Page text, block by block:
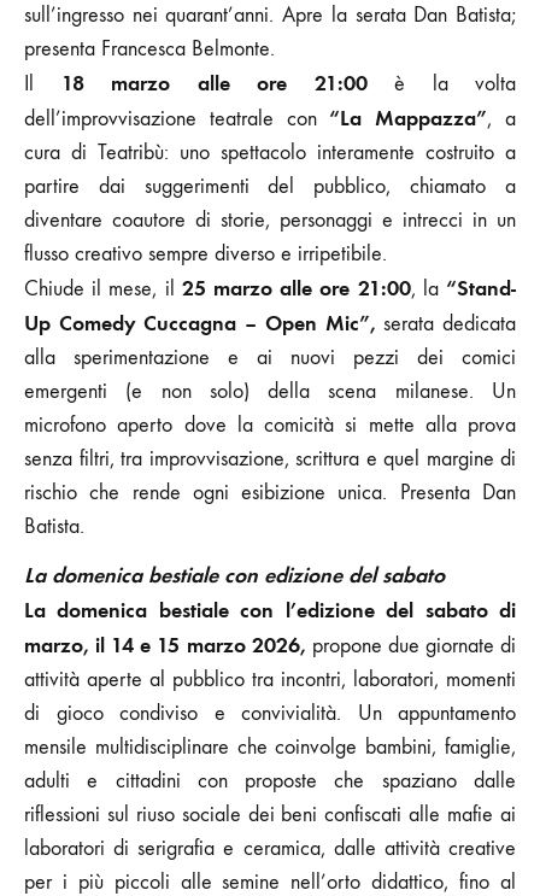
sull’ingresso nei quarant’anni. Apre la serata Dan Batista;
presenta Francesca Belmonte.
Il
18 marzo alle ore 21:00è la volta
dell’improvvisazione teatrale con “La Mappazza”, a
cura di Teatribù: uno spettacolo interamente costruito a
partire dai suggerimenti del pubblico, chiamato a
diventare coautore di storie, personaggi e intrecci in un
flusso creativo sempre diverso e irripetibile.
Chiude il mese, il 25 marzo alle ore 21:00, la “Stand-
Up Comedy Cuccagna – Open Mic”, serata dedicata
alla sperimentazione e ai nuovi pezzi dei comici
emergenti (e non solo) della scena milanese. Un
microfono aperto dove la comicità si mette alla prova
senza filtri, tra improvvisazione, scrittura e quel margine di
rischio che rende ogni esibizione unica. Presenta Dan
Batista.
La domenica bestiale con edizione del sabato
La domenica bestiale con l’edizione del sabato di
marzo, il 14 e 15 marzo 2026, propone due giornate di
attività aperte al pubblico tra incontri, laboratori, momenti
di gioco condiviso e convivialità. Un appuntamento
mensile multidisciplinare che coinvolge bambini, famiglie,
adulti e cittadini con proposte che spaziano dalle
riflessioni sul riuso sociale dei beni confiscati alle mafie ai
laboratori di serigrafia e ceramica, dalle attività creative
per i più piccoli alle semine nell’orto didattico, fino al